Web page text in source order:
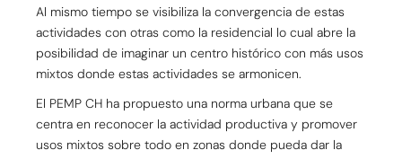
Al mismo tiempo se visibiliza la convergencia de estas
actividades con otras como la residencial lo cual abre la
posibilidad de imaginar un centro histórico con más usos
mixtos donde estas actividades se armonicen.
El PEMP CH ha propuesto una norma urbana que se
centra en reconocer la actividad productiva y promover
usos mixtos sobre todo en zonas donde pueda dar la